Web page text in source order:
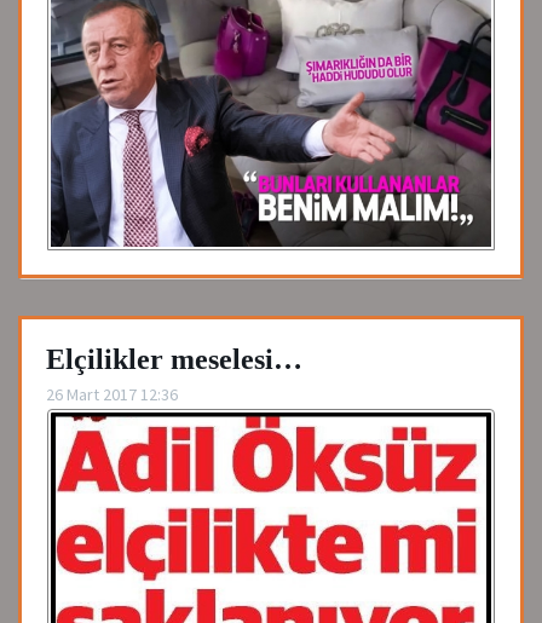
Elçilikler meselesi…
26 Mart 2017 12:36